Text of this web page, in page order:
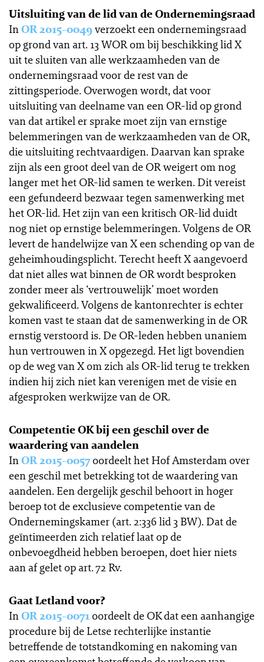
Uitsluiting van de lid van de Ondernemingsraad
InOR 2015-0049 verzoekt een ondernemingsraad
op grond van art. 13 WOR om bij beschikking lid X
uit te sluiten van alle werkzaamheden van de
ondernemingsraad voor de rest van de
zittingsperiode. Overwogen wordt, dat voor
uitsluiting van deelname van een OR-lid op grond
van dat artikel er sprake moet zijn van ernstige
belemmeringen van de werkzaamheden van de OR,
die uitsluiting rechtvaardigen. Daarvan kan sprake
zijn als een groot deel van de OR weigert om nog
langer met het OR-lid samen te werken. Dit vereist
een gefundeerd bezwaar tegen samenwerking met
het OR-lid. Het zijn van een kritisch OR-lid duidt
nog niet op ernstige belemmeringen. Volgens de OR
levert de handelwijze van X een schending op van de
geheimhoudingsplicht. Terecht heeft X aangevoerd
dat niet alles wat binnen de OR wordt besproken
zonder meer als ‘vertrouwelijk’ moet worden
gekwalificeerd. Volgens de kantonrechter is echter
komen vast te staan dat de samenwerking in de OR
ernstig verstoord is. De OR-leden hebben unaniem
hun vertrouwen in X opgezegd. Het ligt bovendien
op de weg van X om zich als OR-lid terug te trekken
indien hij zich niet kan verenigen met de visie en
afgesproken werkwijze van de OR.
Competentie OK bij een geschil over de
waardering van aandelen
InOR 2015-0057oordeelt het Hof Amsterdam over
een geschil met betrekking tot de waardering van
aandelen. Een dergelijk geschil behoort in hoger
beroep tot de exclusieve competentie van de
Ondernemingskamer (art. 2:336 lid 3 BW). Dat de
geïntimeerden zich relatief laat op de
onbevoegdheid hebben beroepen, doet hier niets
aan af gelet op art. 72 Rv.
Gaat Letland voor?
InOR 2015-0071oordeelt de OK dat een aanhangige
procedure bij de Letse rechterlijke instantie
betreffende de totstandkoming en nakoming van